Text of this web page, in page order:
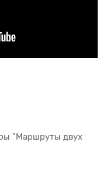
"Маршруты двух